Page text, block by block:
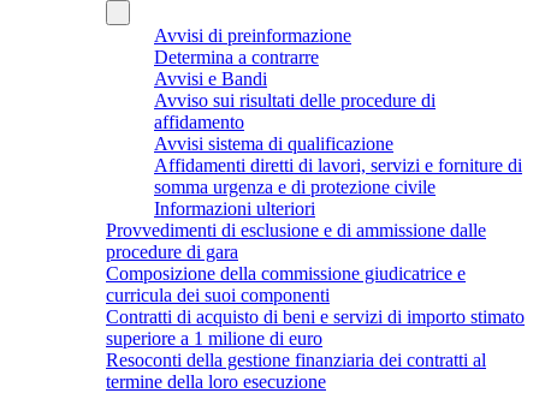
Avvisi di preinformazione
Determina a contrarre
Avvisi e Bandi
Avviso sui risultati delle procedure di
affidamento
Avvisi sistema di qualificazione
Affidamenti diretti di lavori, servizi e forniture di
somma urgenza e di protezione civile
Informazioni ulteriori
Provvedimenti di esclusione e di ammissione dalle
procedure di gara
Composizione della commissione giudicatrice e
curricula dei suoi componenti
Contratti di acquisto di beni e servizi di importo stimato
superiore a 1 milione di euro
Resoconti della gestione finanziaria dei contratti al
termine della loro esecuzione